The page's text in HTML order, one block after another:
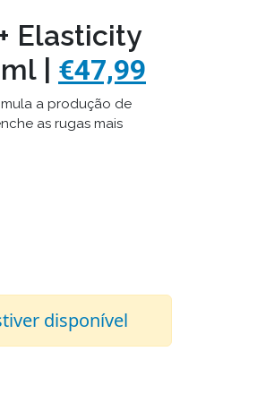
Elasticity
| €47,99
a produção de
as rugas mais
disponível